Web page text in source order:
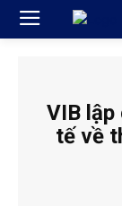
VIB
tế về